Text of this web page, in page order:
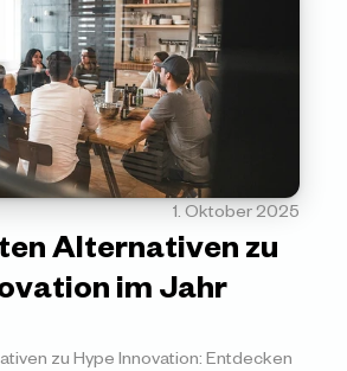
1. Oktober 2025
Alternativen zu
im Jahr
zu Hype Innovation: Entdecken